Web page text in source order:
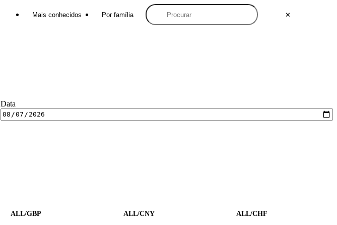
✕
Mais conhecidos Por família
Data
ALL/GBP ALL/CNY ALL/CHF